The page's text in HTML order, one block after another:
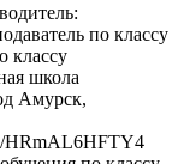
по классу
классу
школа
Амурск,
HRmAL6HFTY4